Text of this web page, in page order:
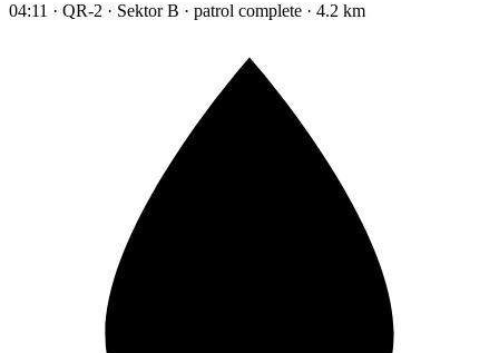
04:11 · QR-2 · Sektor B · patrol complete · 4.2 km